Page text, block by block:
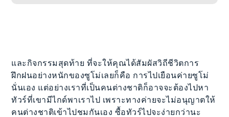
และกิจกรรมสุดท้าย ที่จะให้คุณได้สัมผัสวิถีชีวิตการ
ฝึกฝนอย่างหนักของซูโม่เลยก็คือ การไปเยือนค่ายซูโม่
นั่นเอง แต่อย่างเราที่เป็นคนต่างชาติก็อาจจะต้องไปหา
ทัวร์ที่เขามีไกด์พาเราไป เพราะทางค่ายจะไม่อนุญาตให้
คนต่างชาติเข้าไปชมกันเอง ซื้อทัวร์ไปจะง่ายกว่านะ